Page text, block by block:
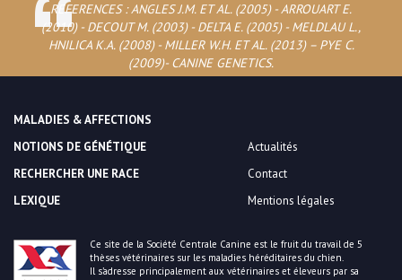
REFERENCES : ANGLES J.M. ET AL. (2005) - ARROUART E.
(2010) - DECOUT M. (2003) - DELTA E. (2005) - MELDLAU L.,
HNILICA K.A. (2008) - MILLER W.H. ET AL. (2013) – PYE C.
(2009)- CANINE GENETICS.
MALADIES & AFFECTIONS
NOTIONS DE GÉNÉTIQUE
RECHERCHER UNE RACE
LEXIQUE
Actualités
Contact
Mentions légales
Ce site de la Société Centrale Canine est le fruit du travail de 5
thèses vétérinaires sur les maladies héréditaires du chien.
Il s’adresse principalement aux vétérinaires et éleveurs par sa